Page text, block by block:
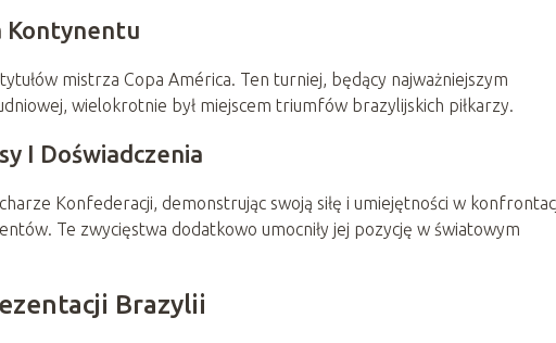
Kontynentu
mistrza Copa América. Ten turniej, będący najważniejszym
wielokrotnie był miejscem triumfów brazylijskich piłkarzy.
I Doświadczenia
Konfederacji, demonstrując swoją siłę i umiejętności w
Te zwycięstwa dodatkowo umocniły jej pozycję w światowym
Brazylii